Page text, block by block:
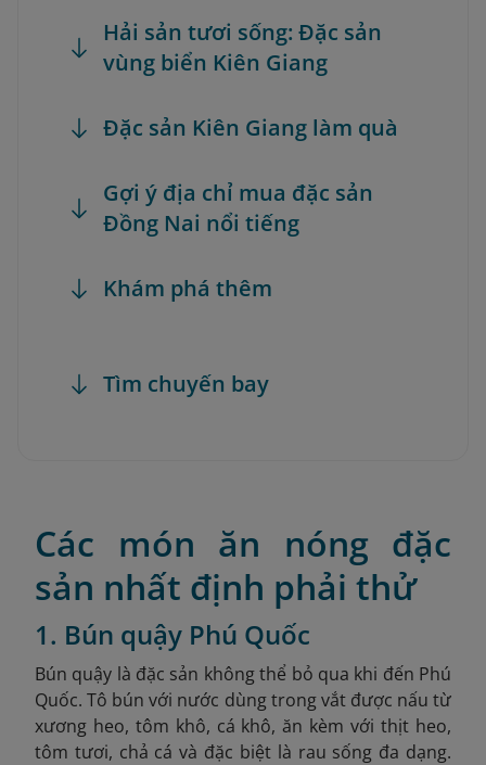
Hải sản tươi sống: Đặc sản
vùng biển Kiên Giang
Đặc sản Kiên Giang làm quà
Gợi ý địa chỉ mua đặc sản
Đồng Nai nổi tiếng
Khám phá thêm
Tìm chuyến bay
Các món ăn nóng đặc
sản nhất định phải thử
1. Bún quậy Phú Quốc
Bún quậy là đặc sản không thể bỏ qua khi đến Phú
Quốc. Tô bún với nước dùng trong vắt được nấu từ
xương heo, tôm khô, cá khô, ăn kèm với thịt heo,
tôm tươi, chả cá và đặc biệt là rau sống đa dạng.